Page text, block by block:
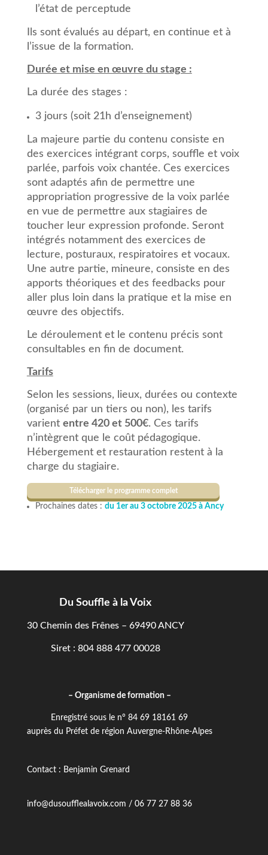
l’état de perceptude
Ils sont évalués au départ, en continue et à
l’issue de la formation.
Durée et mise en œuvre du stage :
La durée des stages :
3 jours (soit 21h d’enseignement)
La majeure partie du contenu consiste en
des exercices intégrant corps, souffle et voix
parlée, parfois voix chantée. Ces exercices
sont adaptés afin de permettre une
appropriation progressive de la voix parlée
en vue de permettre aux stagiaires de
toucher leur expression profonde. Seront
intégrés notamment des exercices de
lecture, posturaux, respiratoires et vocaux.
Une autre partie, mineure, consiste en des
apports théoriques et des feedbacks pour
aller plus loin dans la pratique et la mise en
œuvre des objectifs.
Le déroulement et le contenu précis sont
consultables en fin de document.
Tarifs
Selon les sessions, lieux, durées ou contexte
(organisé par un tiers ou non), les tarifs
varient entre 420 et 500€. Ces tarifs
n’intègrent que le coût pédagogique.
Hébergement et restauration restent à la
charge du stagiaire.
Télécharger le programme complet
Prochaines dates : du 1er au 3 octobre 2025 à Ancy
Du Souffle à la Voix
30 Chemin des Frênes – 69490 ANCY
Siret : 804 888 477 00028
– Organisme de formation –
Enregistré sous le n° 84 69 18161 69
auprès du Préfet de région Auvergne-Rhône-Alpes
Contact : Benjamin Grenard
info@dusoufflealavoix.com / 06 77 27 88 36